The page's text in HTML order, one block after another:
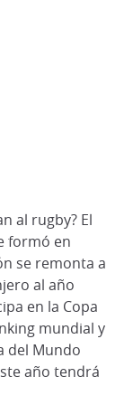
al rugby? El
formó en
se remonta a
al año
en la Copa
mundial y
del Mundo
año tendrá